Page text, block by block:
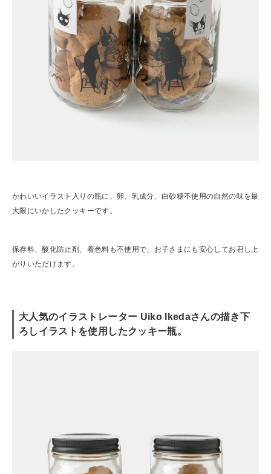
かわいいイラスト入りの瓶に、卵、乳成分、白砂糖不使用の自然の味を最
大限にいかしたクッキーです。
保存料、酸化防止剤、着色料も不使用で、お子さまにも安心してお召し上
がりいただけます。
大人気のイラストレーター Uiko Ikedaさんの描き下
ろしイラストを使用したクッキー瓶。